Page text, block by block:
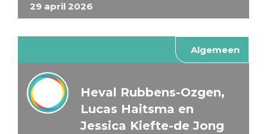
29 april 2026
Algemeen
Heval Rubbens-Ozgen,
Lucas Haitsma en
Jessica Kiefte-de Jong